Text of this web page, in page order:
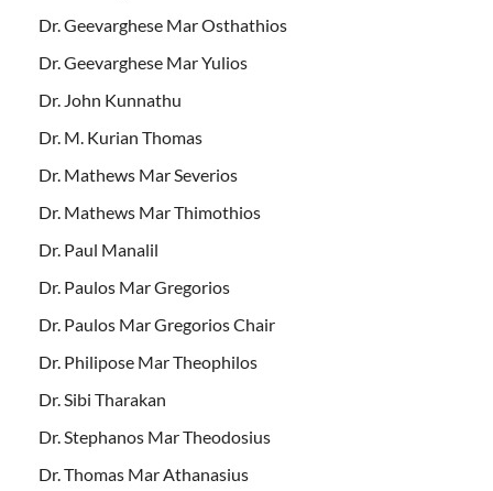
Dr. Geevarghese Mar Osthathios
Dr. Geevarghese Mar Yulios
Dr. John Kunnathu
Dr. M. Kurian Thomas
Dr. Mathews Mar Severios
Dr. Mathews Mar Thimothios
Dr. Paul Manalil
Dr. Paulos Mar Gregorios
Dr. Paulos Mar Gregorios Chair
Dr. Philipose Mar Theophilos
Dr. Sibi Tharakan
Dr. Stephanos Mar Theodosius
Dr. Thomas Mar Athanasius